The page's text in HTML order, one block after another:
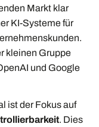
Markt klar
KI-Systeme für
kleinen Gruppe
und Google
ist der Fokus auf
. Dies